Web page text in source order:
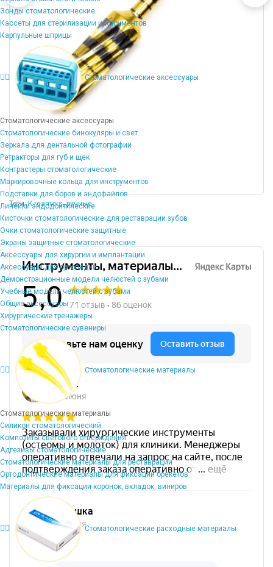
Зонды стоматологические
Кассеты для стерилизации инструментов
Карпульные шприцы
Стоматологические аксессуары
Стоматологические аксессуары
Стоматологические бинокуляры и свет
Зеркала для дентальной фотографии
Ретракторы для губ и щек
Контрастеры стоматологические
Маркировочные кольца для инструментов
Подставки для боров и эндофайлов
Линейки эндодонтические
Кисточки стоматологические для реставрации зубов
Очки стоматологические защитные
Экраны защитные стоматологические
Аксессуары для хирургии и имплантации
Аксессуары для ортопедии
Демонстрационные модели челюстей с зубами
Учебные модели челюстей с зубами
Общие аксессуары
Хирургические тренажеры
Стоматологические сувениры
Стоматологические материалы
Стоматологические материалы
Силикон стоматологический
Композиты светового отверждения
Адгезивы стоматологические
Стоматологические материалы для реставрации
Ортодонтические материалы для фиксации брекетов
Материалы для фиксации коронок, вкладок, виниров
Стоматологические расходные материалы
Теги:K-reamers,ручные